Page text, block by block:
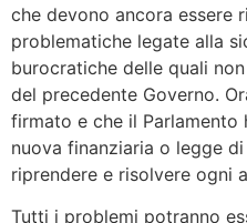
che devono ancora essere
problematiche legate alla
burocratiche delle quali
del precedente Governo.
firmato e che il Parlamento
nuova finanziaria o legge
riprendere e risolvere ogni
Tutti i problemi potranno